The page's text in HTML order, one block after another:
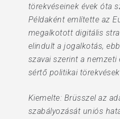
törekvéseinek évek óta
Példaként említette az
megalkotott digitális
elindult a jogalkotás,
szavai szerint a
sértő politikai
Kiemelte: Brüsszel az
szabályozását uniós